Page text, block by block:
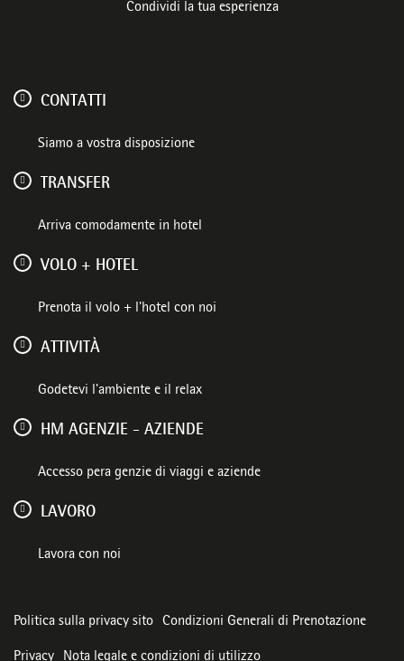
Condividi la tua esperienza
CONTATTI
Siamo a vostra disposizione
TRANSFER
Arriva comodamente in hotel
VOLO + HOTEL
Prenota il volo + l'hotel con noi
ATTIVITÀ
Godetevi l'ambiente e il relax
HM AGENZIE - AZIENDE
Accesso pera genzie di viaggi e aziende
LAVORO
Lavora con noi
Politica sulla privacy sito Condizioni Generali di Prenotazione
Privacy Nota legale e condizioni di utilizzo